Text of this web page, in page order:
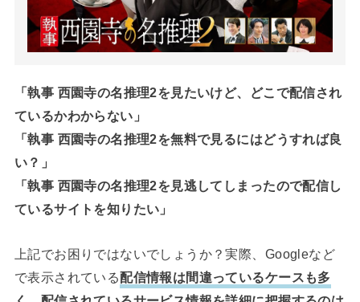
「執事 西園寺の名推理2を見たいけど、どこで配信され
ているかわからない」
「執事 西園寺の名推理2を無料で見るにはどうすれば良
い？」
「執事 西園寺の名推理2を見逃してしまったので配信し
ているサイトを知りたい」
上記でお困りではないでしょうか？実際、Googleなど
で表示されている配信情報は間違っているケースも多